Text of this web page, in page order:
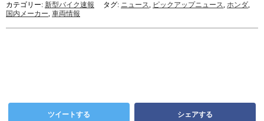
カテゴリー: 新型バイク速報 タグ: ニュース, ピックアップニュース, ホンダ,
国内メーカー, 車両情報
ツイートする シェアする